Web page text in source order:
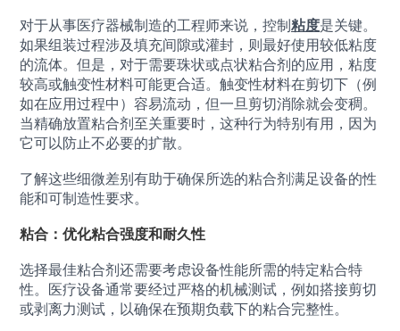
对于从事医疗器械制造的工程师来说，控制粘度是关键。
如果组装过程涉及填充间隙或灌封，则最好使用较低粘度
的流体。但是，对于需要珠状或点状粘合剂的应用，粘度
较高或触变性材料可能更合适。触变性材料在剪切下（例
如在应用过程中）容易流动，但一旦剪切消除就会变稠。
当精确放置粘合剂至关重要时，这种行为特别有用，因为
它可以防止不必要的扩散。
了解这些细微差别有助于确保所选的粘合剂满足设备的性
能和可制造性要求。
粘合：优化粘合强度和耐久性
选择最佳粘合剂还需要考虑设备性能所需的特定粘合特
性。医疗设备通常要经过严格的机械测试，例如搭接剪切
或剥离力测试，以确保在预期负载下的粘合完整性。